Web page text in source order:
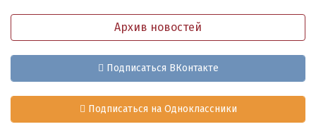
Архив новостей
Подписаться ВКонтакте
Подписаться на Одноклассники